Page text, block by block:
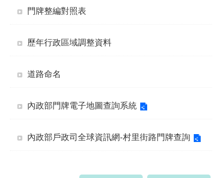
門牌整編對照表
歷年行政區域調整資料
道路命名
內政部門牌電子地圖查詢系統
內政部戶政司全球資訊網-村里街路門牌查詢